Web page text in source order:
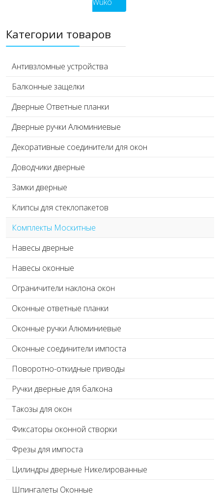
Категории товаров
Антивзломные устройства
Балконные защелки
Дверные Ответные планки
Дверные ручки Алюминиевые
Декоративные соединители для окон
Доводчики дверные
Замки дверные
Клипсы для стеклопакетов
Комплекты Москитные
Навесы дверные
Навесы оконные
Ограничители наклона окон
Оконные ответные планки
Оконные ручки Алюминиевые
Оконные соединители импоста
Поворотно-откидные приводы
Ручки дверные для балкона
Такозы для окон
Фиксаторы оконной створки
Фрезы для импоста
Цилиндры дверные Никелированные
Шпингалеты Оконные